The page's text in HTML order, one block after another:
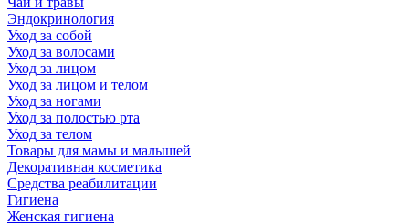
Эндокринология
Уход за собой
Уход за волосами
Уход за лицом
Уход за лицом и телом
Уход за ногами
Уход за полостью рта
Уход за телом
Товары для мамы и малышей
Декоративная косметика
Средства реабилитации
Гигиена
Женская гигиена